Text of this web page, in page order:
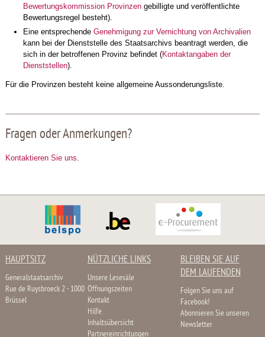
Bewertungskommission Provinzengebilligte und veröffentlichte
Bewertungsregel besteht).
Eine entsprechende Genehmigung zur Vernichtung von Archivalien
kann bei der Dienststelle des Staatsarchivs beantragt werden, die
sich in der betroffenen Provinz befindet (Kontaktangaben der
Dienststellen).
Für die Provinzen besteht keine allgemeine Aussonderungsliste.
Fragen oder Anmerkungen?
Kontaktieren Sie uns
HAUPTSITZ
Generalstaatsarchiv
Rue de Ruysbroeck 2 - 1000
Brüssel
NÜTZLICHE LINKS
Unsere Lesesäle
Öffnungszeiten
Kontakt
Hilfe
Inhaltsübersicht
Partnereinrichtungen
BLEIBEN SIE AUF
DEM LAUFENDEN
Folgen Sie uns auf
Facebook!
Abonnieren Sie unseren
Newsletter